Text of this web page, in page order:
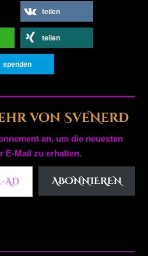
teilen
teilen
spenden
von SveNerd
an, um die neuesten
E-Mail zu erhalten.
ABONNIEREN